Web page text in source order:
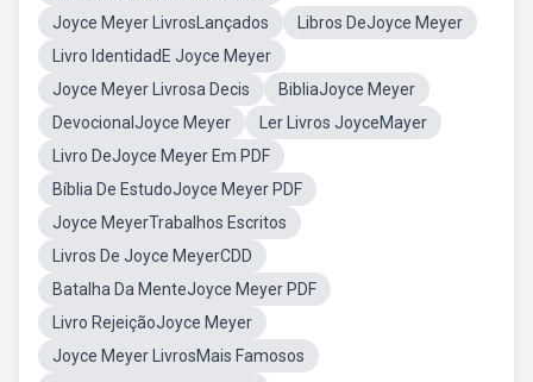
Joyce Meyer LivrosLançados
Libros DeJoyce Meyer
Livro IdentidadE Joyce Meyer
Joyce Meyer Livrosa Decis
BibliaJoyce Meyer
DevocionalJoyce Meyer
Ler Livros JoyceMayer
Livro DeJoyce Meyer Em PDF
Bíblia De EstudoJoyce Meyer PDF
Joyce MeyerTrabalhos Escritos
Livros De Joyce MeyerCDD
Batalha Da MenteJoyce Meyer PDF
Livro RejeiçãoJoyce Meyer
Joyce Meyer LivrosMais Famosos